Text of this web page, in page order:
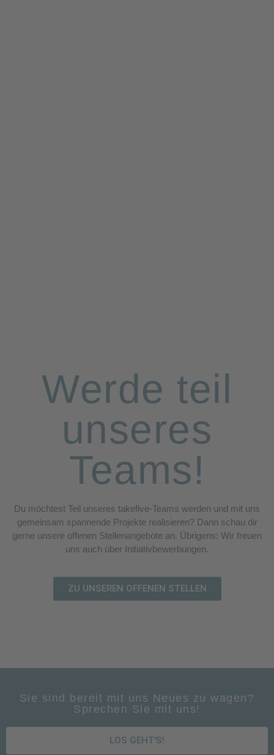
Werde teil
unseres
Teams!
Du möchtest Teil unseres takefive-Teams werden und mit uns
gemeinsam spannende Projekte realisieren? Dann schau dir
gerne unsere offenen Stellenangebote an. Übrigens: Wir freuen
uns auch über Initiativbewerbungen.
ZU UNSEREN OFFENEN STELLEN
Sie sind bereit mit uns Neues zu wagen?
Sprechen Sie mit uns!
LOS GEHT'S!